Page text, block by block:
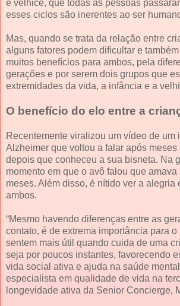
e velhice, que todas as pessoas
esses ciclos são inerentes ao ser
Mas, quando se trata da relação entre
alguns fatores podem dificultar e
muitos benefícios para ambos, pela
gerações e por serem dois grupos que
extremidades da vida, a infância e a
O benefício do elo entre a
Recentemente viralizou um vídeo de um
Alzheimer que voltou a falar após meses
depois que conheceu a sua bisneta. Na
momento em que o avô falou que
meses. Além disso, é nítido ver a alegria
ambos.
“Mesmo havendo diferenças entre as
contato, é de extrema importância para
sentem mais útil quando cuida de uma
seja por poucos instantes, favorecendo
vida social ativa e ajuda na saúde
especialista em qualidade de vida na
longevidade ativa da Senior Concierge,